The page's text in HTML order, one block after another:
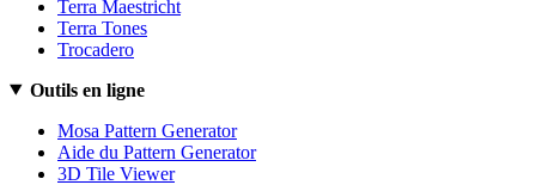
Terra Maestricht
Terra Tones
Trocadero
Outils en ligne
Mosa Pattern Generator
Aide du Pattern Generator
3D Tile Viewer